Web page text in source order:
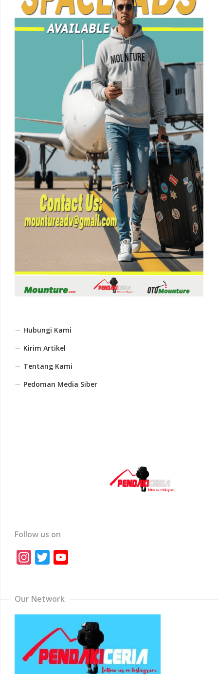
Hubungi Kami
Kirim Artikel
Tentang Kami
Pedoman Media Siber
Follow us on
Instagram
Twitter
Our Network